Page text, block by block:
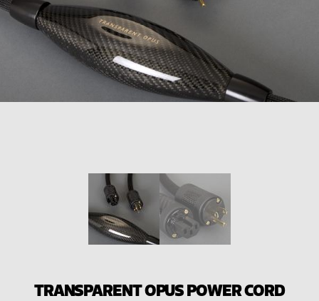
TRANSPARENT OPUS POWER CORD